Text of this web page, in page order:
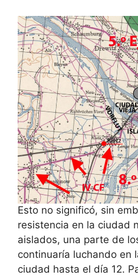
Esto no significó, sin
resistencia en la ciudad
aislados, una parte de
continuaría luchando en
ciudad hasta el día 12.